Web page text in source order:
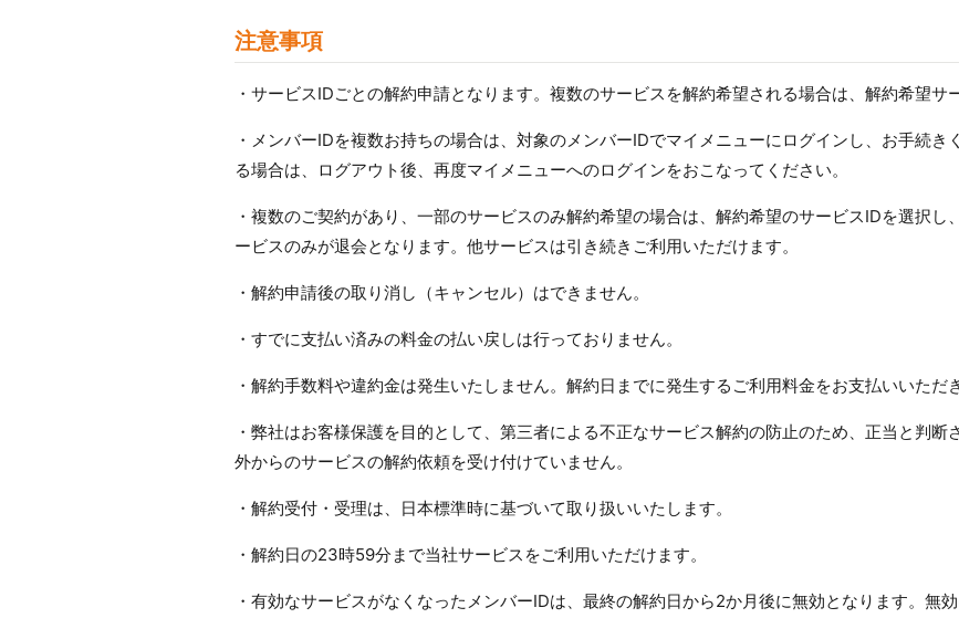
注意事項
・サービスIDごとの解約申請となります。複数のサービスを解約希望される場合は、解約希望サ
・メンバーIDを複数お持ちの場合は、対象のメンバーIDでマイメニューにログインし、お手続
る場合は、ログアウト後、再度マイメニューへのログインをおこなってください。
・複数のご契約があり、一部のサービスのみ解約希望の場合は、解約希望のサービスIDを選択
ービスのみが退会となります。他サービスは引き続きご利用いただけます。
・解約申請後の取り消し（キャンセル）はできません。
・すでに支払い済みの料金の払い戻しは行っておりません。
・解約手数料や違約金は発生いたしません。解約日までに発生するご利用料金をお支払いいただ
・弊社はお客様保護を目的として、第三者による不正なサービス解約の防止のため、正当と判
外からのサービスの解約依頼を受け付けていません。
・解約受付・受理は、日本標準時に基づいて取り扱いいたします。
・解約日の23時59分まで当社サービスをご利用いただけます。
・有効なサービスがなくなったメンバーIDは、最終の解約日から2か月後に無効となります。無